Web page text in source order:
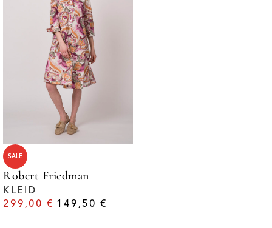
SALE
Robert Friedman
KLEID
299,00€ 149,50€